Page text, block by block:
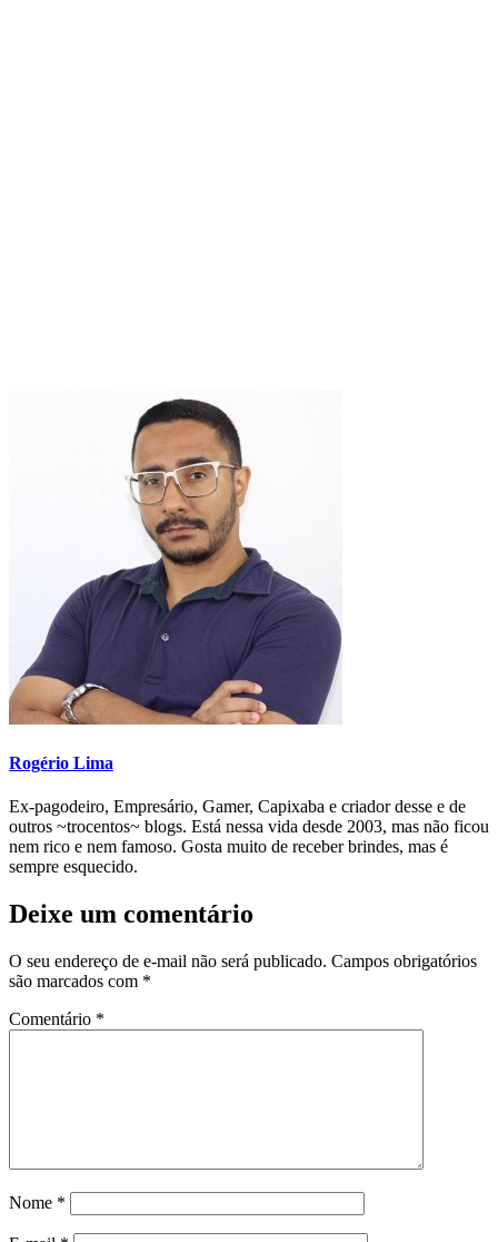
Rogério Lima
Ex-pagodeiro, Empresário, Gamer, Capixaba e criador desse e de
outros ~trocentos~ blogs. Está nessa vida desde 2003, mas não ficou
nem rico e nem famoso. Gosta muito de receber brindes, mas é
sempre esquecido.
Deixe um comentário
O seu endereço de e-mail não será publicado. Campos obrigatórios
são marcados com *
Comentário *
Nome *